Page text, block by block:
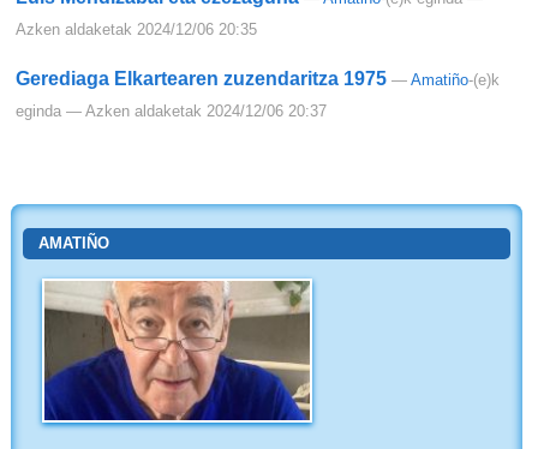
Azken aldaketak 2024/12/06 20:35
Gerediaga Elkartearen zuzendaritza 1975 —Amatiño-(e)k
eginda — Azken aldaketak 2024/12/06 20:37
AMATIÑO